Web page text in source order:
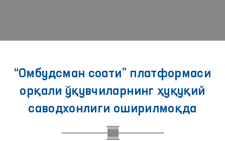
“Омбудсман соати” платформаси
орқали ўқувчиларнинг ҳуқуқий
саводхонлиги оширилмоқда